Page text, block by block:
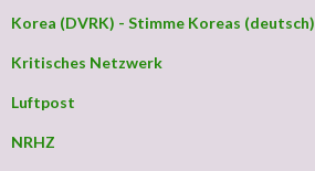
Korea (DVRK) - Stimme Koreas (deutsch)
Kritisches Netzwerk
Luftpost
NRHZ